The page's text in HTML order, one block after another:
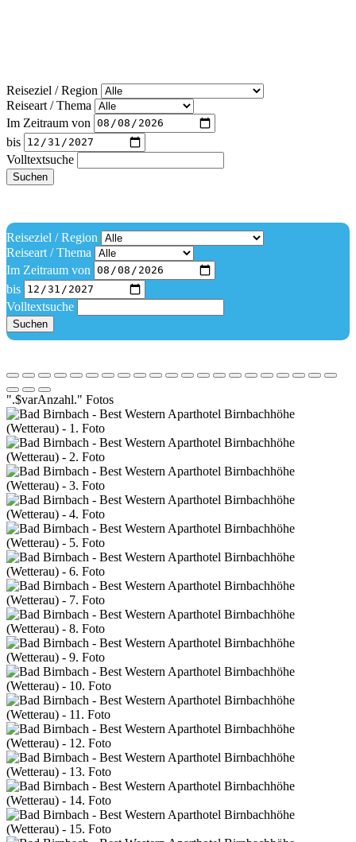
Reiseziel / Region
Reiseart / Thema
Im Zeitraum von
bis
Volltextsuche
Suchen
Reiseziel / Region
Reiseart / Thema
Im Zeitraum von
bis
Volltextsuche
Suchen
".$varAnzahl." Fotos